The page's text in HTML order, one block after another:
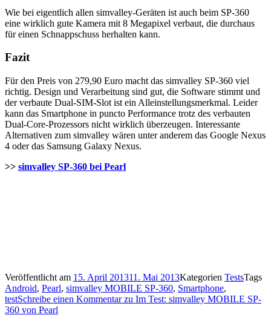
Wie bei eigentlich allen simvalley-Geräten ist auch beim SP-360
eine wirklich gute Kamera mit 8 Megapixel verbaut, die durchaus
für einen Schnappschuss herhalten kann.
Fazit
Für den Preis von 279,90 Euro macht das simvalley SP-360 viel
richtig. Design und Verarbeitung sind gut, die Software stimmt und
der verbaute Dual-SIM-Slot ist ein Alleinstellungsmerkmal. Leider
kann das Smartphone in puncto Performance trotz des verbauten
Dual-Core-Prozessors nicht wirklich überzeugen. Interessante
Alternativen zum simvalley wären unter anderem das Google Nexus
4 oder das Samsung Galaxy Nexus.
>> simvalley SP-360 bei Pearl
Veröffentlicht am 15. April 201311. Mai 2013Kategorien TestsTags
Android, Pearl, simvalley MOBILE SP-360, Smartphone,
testSchreibe einen Kommentarzu Im Test: simvalley MOBILE SP-
360 von Pearl